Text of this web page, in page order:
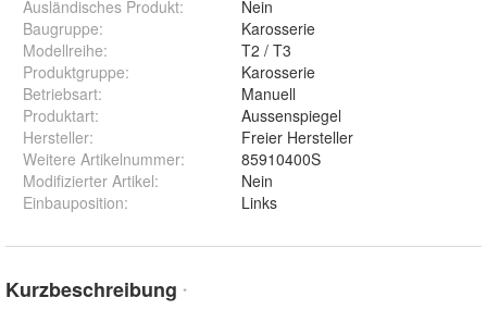
Ausländisches Produkt:
Nein
Baugruppe:
Karosserie
Modellreihe:
T2 / T3
Produktgruppe:
Karosserie
Betriebsart:
Manuell
Produktart:
Aussenspiegel
Hersteller:
Freier Hersteller
Weitere Artikelnummer:
85910400S
Modifizierter Artikel:
Nein
Einbauposition: Links
Kurzbeschreibung *